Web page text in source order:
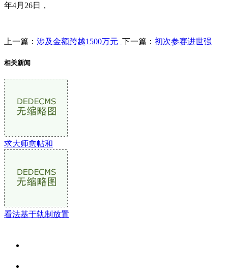
年4月26日，
上一篇： 涉及金额跨越1500万元 下一篇： 初次参赛进世强
相关新闻
求大师愈帖和
看法基于轨制放置